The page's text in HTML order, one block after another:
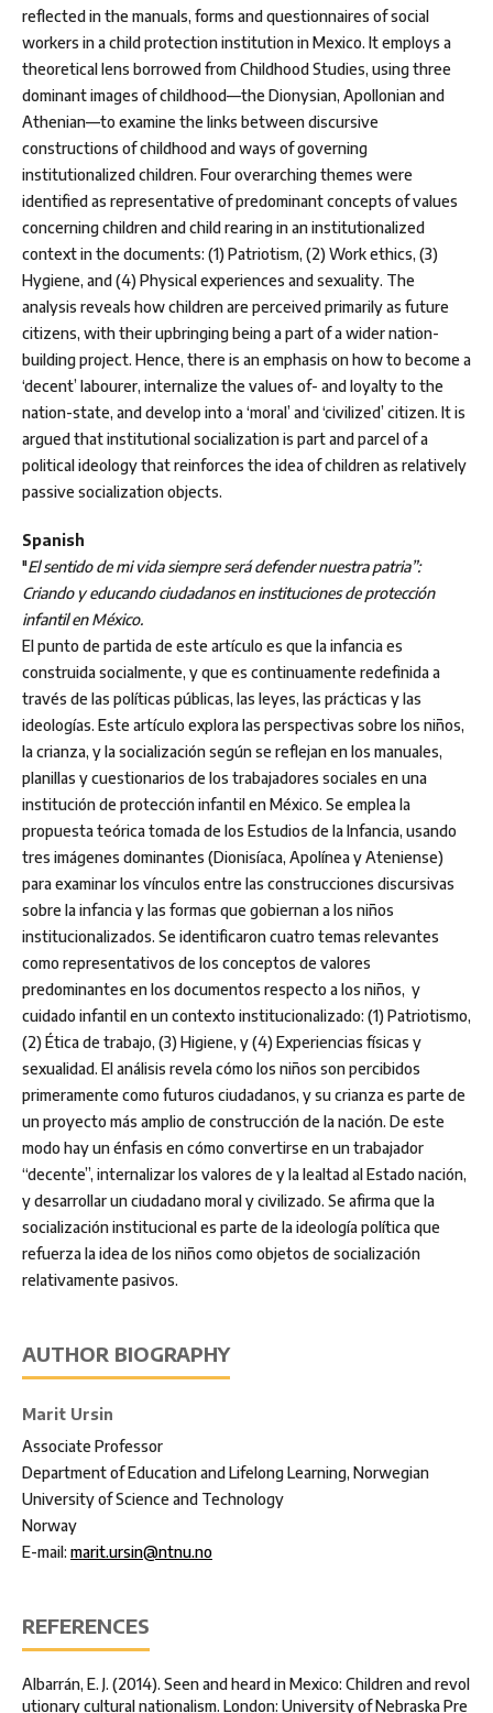
reflected in the manuals, forms and questionnaires of social
workers in a child protection institution in Mexico. It employs a
theoretical lens borrowed from Childhood Studies, using three
dominant images of childhood—the Dionysian, Apollonian and
Athenian—to examine the links between discursive
constructions of childhood and ways of governing
institutionalized children. Four overarching themes were
identified as representative of predominant concepts of values
concerning children and child rearing in an institutionalized
context in the documents: (1) Patriotism, (2) Work ethics, (3)
Hygiene, and (4) Physical experiences and sexuality. The
analysis reveals how children are perceived primarily as future
citizens, with their upbringing being a part of a wider nation-
building project. Hence, there is an emphasis on how to become a
‘decent’ labourer, internalize the values of- and loyalty to the
nation-state, and develop into a ‘moral’ and ‘civilized’ citizen. It is
argued that institutional socialization is part and parcel of a
political ideology that reinforces the idea of children as relatively
passive socialization objects.
Spanish
"El sentido de mi vida siempre será defender nuestra patria”:
Criando y educando ciudadanos en instituciones de protección
infantil en México.
El punto de partida de este artículo es que la infancia es
construida socialmente, y que es continuamente redefinida a
través de las políticas públicas, las leyes, las prácticas y las
ideologías. Este artículo explora las perspectivas sobre los niños,
la crianza, y la socialización según se reflejan en los manuales,
planillas y cuestionarios de los trabajadores sociales en una
institución de protección infantil en México. Se emplea la
propuesta teórica tomada de los Estudios de la Infancia, usando
tres imágenes dominantes (Dionisíaca, Apolínea y Ateniense)
para examinar los vínculos entre las construcciones discursivas
sobre la infancia y las formas que gobiernan a los niños
institucionalizados. Se identificaron cuatro temas relevantes
como representativos de los conceptos de valores
predominantes en los documentos respecto a los niños, y
cuidado infantil en un contexto institucionalizado: (1) Patriotismo,
(2) Ética de trabajo, (3) Higiene, y (4) Experiencias físicas y
sexualidad. El análisis revela cómo los niños son percibidos
primeramente como futuros ciudadanos, y su crianza es parte de
un proyecto más amplio de construcción de la nación. De este
modo hay un énfasis en cómo convertirse en un trabajador
“decente”, internalizar los valores de y la lealtad al Estado nación,
y desarrollar un ciudadano moral y civilizado. Se afirma que la
socialización institucional es parte de la ideología política que
refuerza la idea de los niños como objetos de socialización
relativamente pasivos.
AUTHOR BIOGRAPHY
Marit Ursin
Associate Professor
Department of Education and Lifelong Learning, Norwegian
University of Science and Technology
Norway
E-mail: marit.ursin@ntnu.no
REFERENCES
Albarrán, E. J. (2014). Seen and heard in Mexico: Children and revol
utionary cultural nationalism. London: University of Nebraska Pre